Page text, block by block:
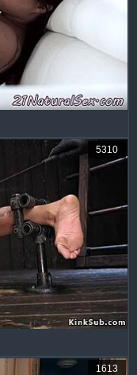
5310
1613